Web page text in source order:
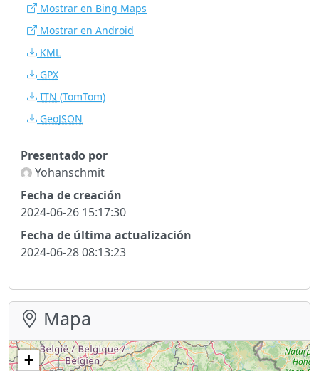
Mostrar en Bing Maps
Mostrar en Android
KML
GPX
ITN (TomTom)
GeoJSON
Presentado por
Yohanschmit
Fecha de creación
2024-06-26 15:17:30
Fecha de última actualización
2024-06-28 08:13:23
Mapa
+